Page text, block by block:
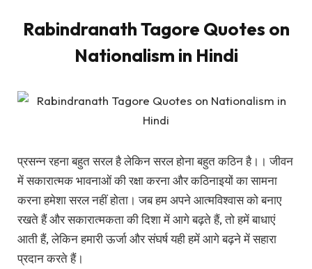
Rabindranath Tagore Quotes on
Nationalism in Hindi
प्रसन्न रहना बहुत सरल है लेकिन सरल होना बहुत कठिन है।। जीवन
में सकारात्मक भावनाओं की रक्षा करना और कठिनाइयों का सामना
करना हमेशा सरल नहीं होता। जब हम अपने आत्मविश्वास को बनाए
रखते हैं और सकारात्मकता की दिशा में आगे बढ़ते हैं, तो हमें बाधाएं
आती हैं, लेकिन हमारी ऊर्जा और संघर्ष यही हमें आगे बढ़ने में सहारा
प्रदान करते हैं।